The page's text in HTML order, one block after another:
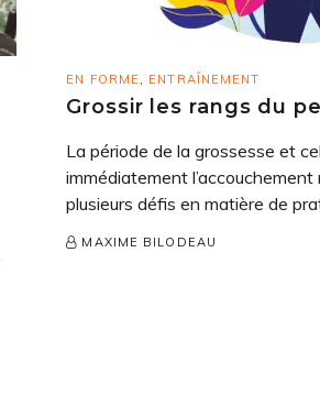
EN FORME , ENTRAÎNEMENT
Grossir les rangs du
La période de la grossesse et
immédiatement
plusieurs défis en matière de
MAXIME BILODEAU